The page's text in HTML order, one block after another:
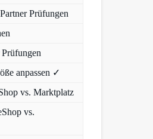
Prüfungen
anpassen ✓
vs. Marktplatz
vs.